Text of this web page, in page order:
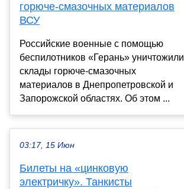
горюче-смазочных материалов
ВСУ
Российские военные с помощью
беспилотников «Герань» уничтожили
склады горюче-смазочных
материалов в Днепропетровской и
Запорожской областях. Об этом ...
03:17, 15 Июн
Билеты на «цинковую
электричку». Танкисты